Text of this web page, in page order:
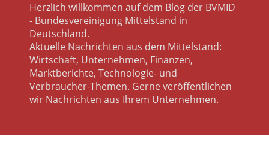
Herzlich willkommen auf dem Blog der BVMID
- Bundesvereinigung Mittelstand in
Deutschland.
Aktuelle Nachrichten aus dem Mittelstand:
Wirtschaft, Unternehmen, Finanzen,
Marktberichte, Technologie- und
Verbraucher-Themen. Gerne veröffentlichen
wir Nachrichten aus Ihrem Unternehmen.